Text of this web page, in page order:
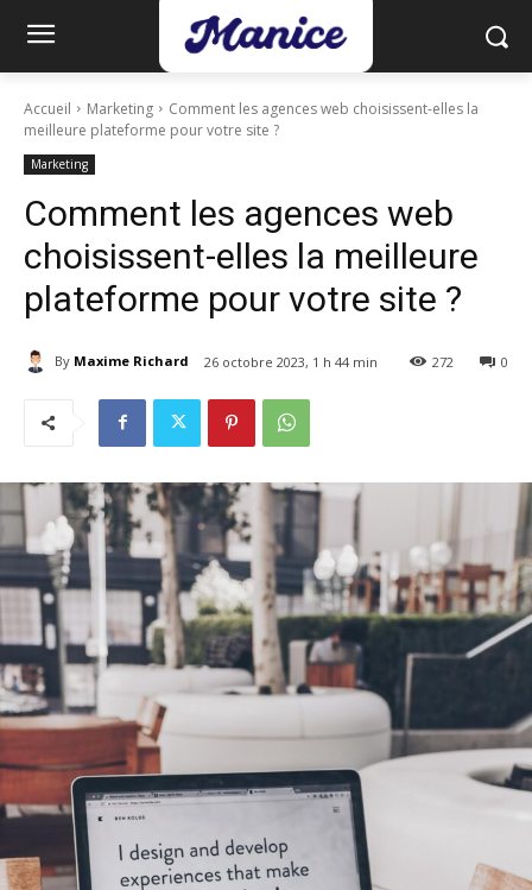
Accueil Marketing
Comment les agences web choisissent-elles la
meilleure plateforme pour votre site ?
Marketing
Comment les agences web
choisissent-elles la meilleure
plateforme pour votre site ?
By Maxime Richard 26 octobre 2023, 1 h 44 min 0
272